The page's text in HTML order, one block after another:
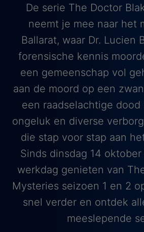
De serie The Doctor
neemt je mee naar het
Ballarat, waar Dr. Lucien
forensische kennis
een gemeenschap vol
aan de moord op een
een raadselachtige
ongeluk en diverse
die stap voor stap aan
Sinds dinsdag 14
werkdag genieten van
Mysteries seizoen 1 en 2
snel verder en ontdek
meeslepende